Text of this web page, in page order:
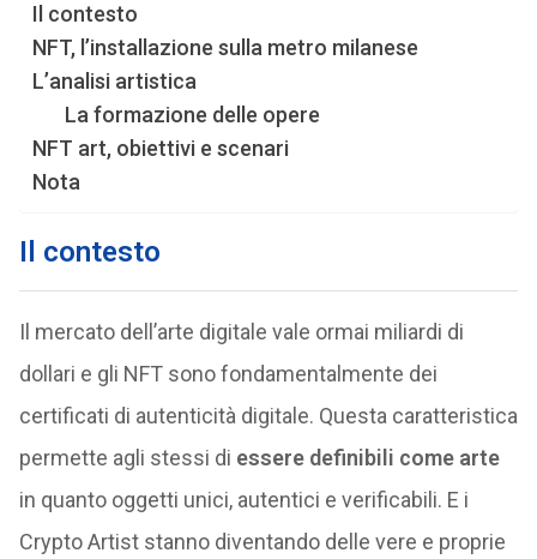
Il contesto
NFT, l’installazione sulla metro milanese
L’analisi artistica
La formazione delle opere
NFT art, obiettivi e scenari
Nota
Il contesto
Il mercato dell’arte digitale vale ormai miliardi di
dollari e gli NFT sono fondamentalmente dei
certificati di autenticità digitale. Questa caratteristica
permette agli stessi di essere definibili come arte
in quanto oggetti unici, autentici e verificabili. E i
Crypto Artist stanno diventando delle vere e proprie